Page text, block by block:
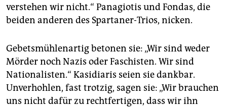
verstehen wir nicht.“ Panagiotis und Fondas, die
beiden anderen des Spartaner-Trios, nicken.
Gebetsmühlenartig betonen sie: „Wir sind weder
Mörder noch Nazis oder Faschisten. Wir sind
Nationalisten.“ Kasidiaris seien sie dankbar.
Unverhohlen, fast trotzig, sagen sie: „Wir brauchen
uns nicht dafür zu rechtfertigen, dass wir ihn